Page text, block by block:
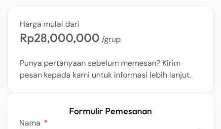
Harga mulai dari
Rp28,000,000 /grup
Punya pertanyaan sebelum memesan? Kirim
pesan kepada kami untuk informasi lebih lanjut.
Formulir Pemesanan
Nama